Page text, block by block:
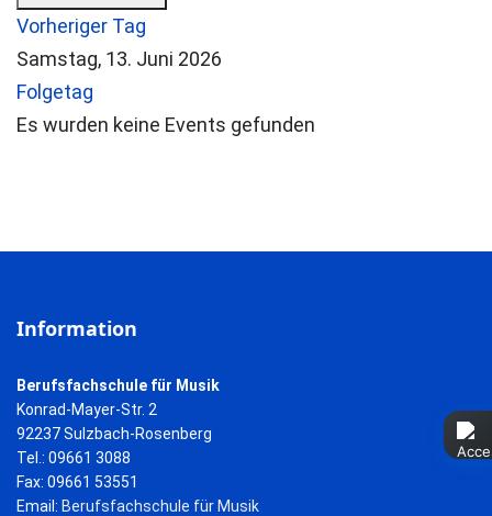
Vorheriger Tag
Samstag, 13. Juni 2026
Folgetag
Es wurden keine Events gefunden
Information
Berufsfachschule für Musik
Konrad-Mayer-Str. 2
92237 Sulzbach-Rosenberg
Tel.: 09661 3088
Fax: 09661 53551
Email: Berufsfachschule für Musik